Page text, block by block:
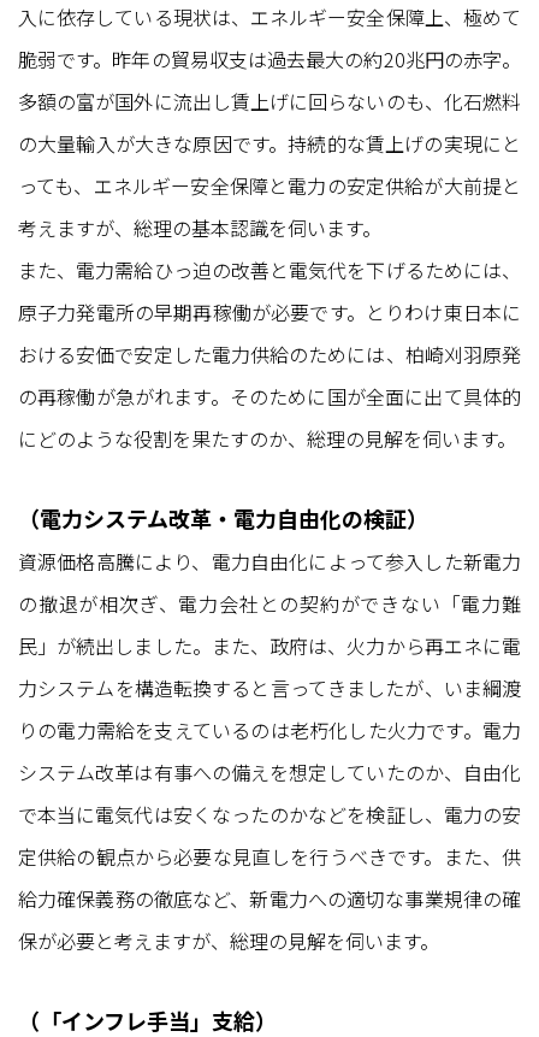
入に依存している現状は、エネルギー安全保障上、極めて
脆弱です。昨年の貿易収支は過去最大の約20兆円の赤字。
多額の富が国外に流出し賃上げに回らないのも、化石燃料
の大量輸入が大きな原因です。持続的な賃上げの実現にと
っても、エネルギー安全保障と電力の安定供給が大前提と
考えますが、総理の基本認識を伺います。
また、電力需給ひっ迫の改善と電気代を下げるためには、
原子力発電所の早期再稼働が必要です。とりわけ東日本に
おける安価で安定した電力供給のためには、柏崎刈羽原発
の再稼働が急がれます。そのために国が全面に出て具体的
にどのような役割を果たすのか、総理の見解を伺います。
（電力システム改革・電力自由化の検証）
資源価格高騰により、電力自由化によって参入した新電力
の撤退が相次ぎ、電力会社との契約ができない「電力難
民」が続出しました。また、政府は、火力から再エネに電
力システムを構造転換すると言ってきましたが、いま綱渡
りの電力需給を支えているのは老朽化した火力です。電力
システム改革は有事への備えを想定していたのか、自由化
で本当に電気代は安くなったのかなどを検証し、電力の安
定供給の観点から必要な見直しを行うべきです。また、供
給力確保義務の徹底など、新電力への適切な事業規律の確
保が必要と考えますが、総理の見解を伺います。
（「インフレ手当」支給）